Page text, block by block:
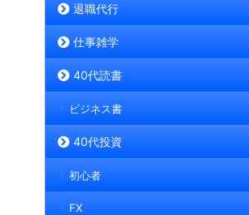
退職代行
仕事雑学
40代読書
ビジネス書
40代投資
初心者
FX